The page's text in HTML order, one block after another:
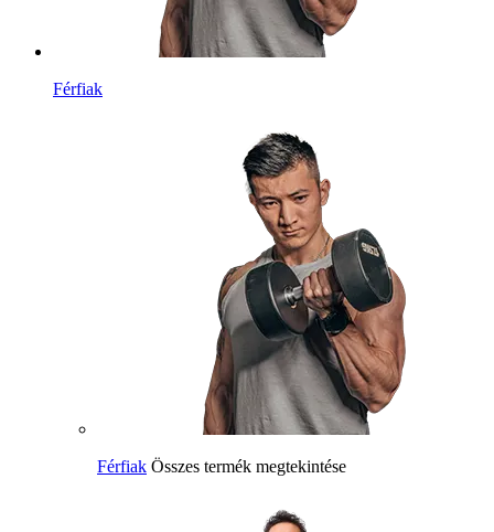
Férfiak
Férfiak Összes termék megtekintése